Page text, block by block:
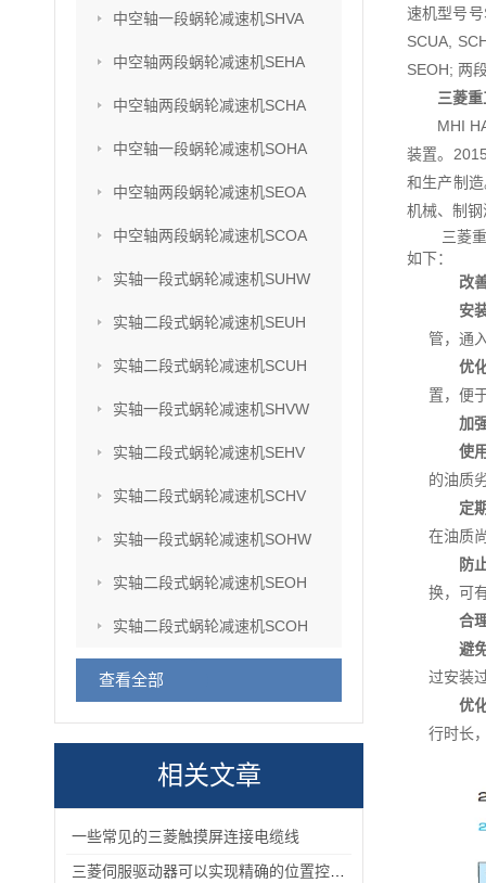
中空轴一段蜗轮减速机SHVA
中空轴两段蜗轮减速机SEHA
中空轴两段蜗轮减速机SCHA
中空轴一段蜗轮减速机SOHA
中空轴两段蜗轮减速机SEOA
中空轴两段蜗轮减速机SCOA
实轴一段式蜗轮减速机SUHW
实轴二段式蜗轮减速机SEUH
实轴二段式蜗轮减速机SCUH
实轴一段式蜗轮减速机SHVW
实轴二段式蜗轮减速机SEHV
实轴二段式蜗轮减速机SCHV
实轴一段式蜗轮减速机SOHW
实轴二段式蜗轮减速机SEOH
实轴二段式蜗轮减速机SCOH
查看全部
相关文章
一些常见的三菱触摸屏连接电缆线
速机型号
SCUA,
SEOH; 两
三菱
MHI
装置。
和生产制
机械、制
三菱
如下：
改
安
管，通
优
置，便
加
使
的油质
定
在油质
防
换，可
合
避
过安装
优
行时长